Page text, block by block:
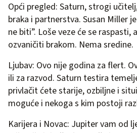
Opći pregled: Saturn, strogi
braka i partnerstva. Susan Miller
ne biti”. Loše veze će se raspasti,
ozvaničiti brakom. Nema sredine.
Ljubav: Ovo nije godina za flert.
ili za razvod. Saturn testira
privlačit ćete starije, ozbiljne i
moguće i nekoga s kim postoji
Karijera i Novac: Jupiter vam od